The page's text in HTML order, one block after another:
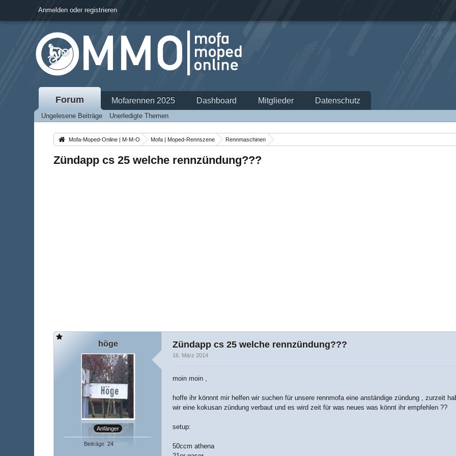
Anmelden oder registrieren
Forum Mofarennen 2025 Dashboard Mitglieder Datenschutz
Ungelesene Beiträge Unerledigte Themen
Mofa-Moped-Online | M-M-O Mofa | Moped-Rennszene Rennmaschinen
Zündapp cs 25 welche rennzündung???
höge
Anfänger
Beiträge 24
Zündapp cs 25 welche rennzündung???
16. März 2014
moin moin ,
hoffe ihr könnnt mir helfen wir suchen für unsere rennmofa eine anständige zündung , zurzeit
wir eine kokusan zündung verbaut und es wird zeit für was neues was könnt ihr empfehlen ??
setup:
50ccm athena